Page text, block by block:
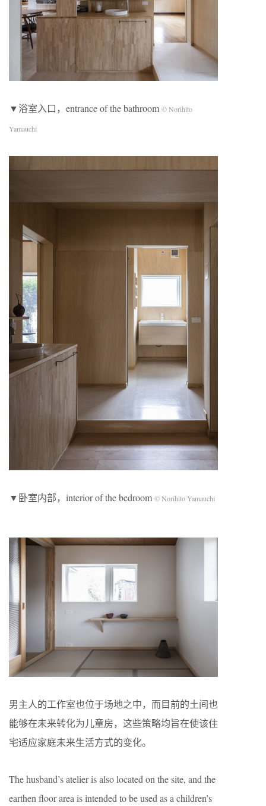
▼浴室入口，entrance of the bathroom © Norihito
Yamauchi
▼卧室内部，interior of the bedroom © Norihito Yamauchi
男主人的工作室也位于场地之中，而目前的土间也
能够在未来转化为儿童房，这些策略均旨在使该住
宅适应家庭未来生活方式的变化。
The husband’s atelier is also located on the site, and the
earthen floor area is intended to be used as a children’s